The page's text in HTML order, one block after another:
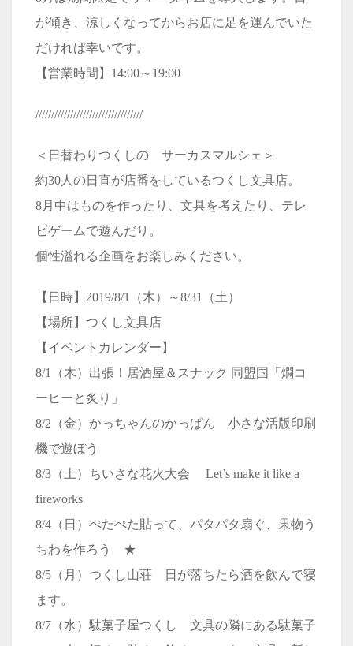
が傾き、涼しくなってからお店に足を運んでいた
だければ幸いです。
【営業時間】14:00～19:00
//////////////////////////////////
＜日替わりつくしの サーカスマルシェ＞
約30人の日直が店番をしているつくし文具店。
8月中はものを作ったり、文具を考えたり、テレ
ビゲームで遊んだり。
個性溢れる企画をお楽しみください。
【日時】2019/8/1（木）～8/31（土）
【場所】つくし文具店
【イベントカレンダー】
8/1（木）出張！居酒屋＆スナック 同盟国「燗コ
ーヒーと炙り」
8/2（金）かっちゃんのかっぱん 小さな活版印刷
機で遊ぼう
8/3（土）ちいさな花火大会 Let’s make it like a
fireworks
8/4（日）ぺたぺた貼って、パタパタ扇ぐ、果物う
ちわを作ろう ★
8/5（月）つくし山荘 日が落ちたら酒を飲んで寝
ます。
8/7（水）駄菓子屋つくし 文具の隣にある駄菓子